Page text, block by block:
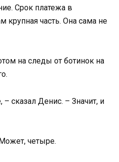
Срок платежа в
часть. Она сама не
на следы от ботинок на
сказал Денис. – Значит, и
четыре.